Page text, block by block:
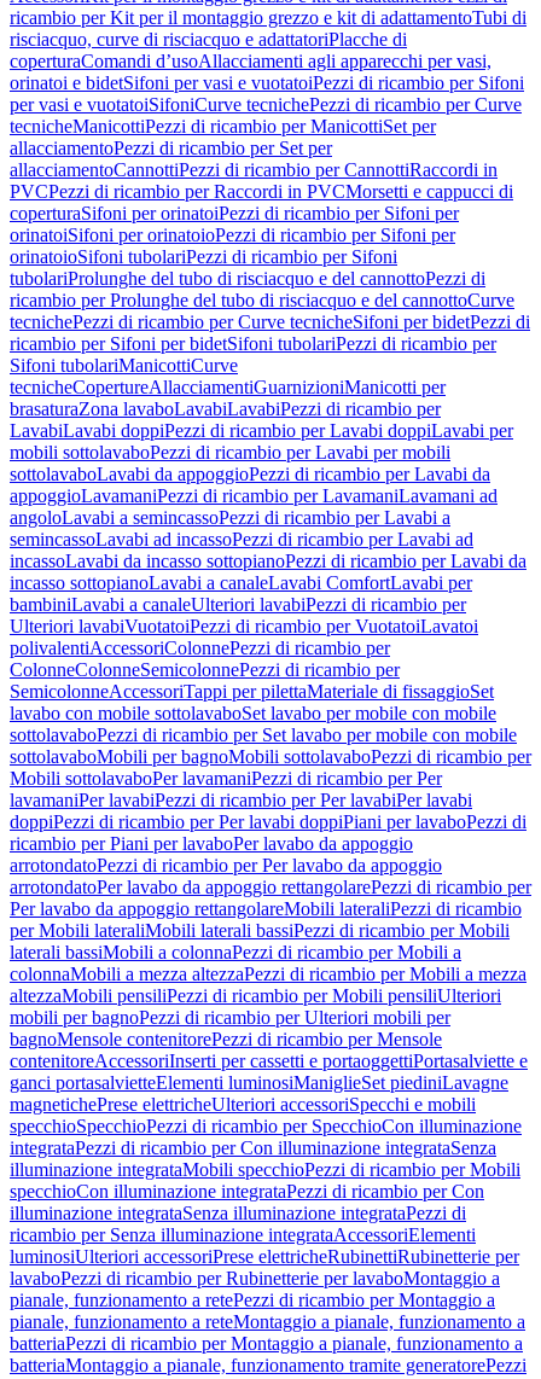
ricambio per Kit per il montaggio grezzo e kit di adattamentoTubi di
risciacquo, curve di risciacquo e adattatoriPlacche di
coperturaComandi d’usoAllacciamenti agli apparecchi per vasi,
orinatoi e bidetSifoni per vasi e vuotatoiPezzi di ricambio per Sifoni
per vasi e vuotatoiSifoniCurve tecnichePezzi di ricambio per Curve
tecnicheManicottiPezzi di ricambio per ManicottiSet per
allacciamentoPezzi di ricambio per Set per
allacciamentoCannottiPezzi di ricambio per CannottiRaccordi in
PVCPezzi di ricambio per Raccordi in PVCMorsetti e cappucci di
coperturaSifoni per orinatoiPezzi di ricambio per Sifoni per
orinatoiSifoni per orinatoioPezzi di ricambio per Sifoni per
orinatoioSifoni tubolariPezzi di ricambio per Sifoni
tubolariProlunghe del tubo di risciacquo e del cannottoPezzi di
ricambio per Prolunghe del tubo di risciacquo e del cannottoCurve
tecnichePezzi di ricambio per Curve tecnicheSifoni per bidetPezzi di
ricambio per Sifoni per bidetSifoni tubolariPezzi di ricambio per
Sifoni tubolariManicottiCurve
tecnicheCopertureAllacciamentiGuarnizioniManicotti per
brasaturaZona lavaboLavabiLavabiPezzi di ricambio per
LavabiLavabi doppiPezzi di ricambio per Lavabi doppiLavabi per
mobili sottolavaboPezzi di ricambio per Lavabi per mobili
sottolavaboLavabi da appoggioPezzi di ricambio per Lavabi da
appoggioLavamaniPezzi di ricambio per LavamaniLavamani ad
angoloLavabi a semincassoPezzi di ricambio per Lavabi a
semincassoLavabi ad incassoPezzi di ricambio per Lavabi ad
incassoLavabi da incasso sottopianoPezzi di ricambio per Lavabi da
incasso sottopianoLavabi a canaleLavabi ComfortLavabi per
bambiniLavabi a canaleUlteriori lavabiPezzi di ricambio per
Ulteriori lavabiVuotatoiPezzi di ricambio per VuotatoiLavatoi
polivalentiAccessoriColonnePezzi di ricambio per
ColonneColonneSemicolonnePezzi di ricambio per
SemicolonneAccessoriTappi per pilettaMateriale di fissaggioSet
lavabo con mobile sottolavaboSet lavabo per mobile con mobile
sottolavaboPezzi di ricambio per Set lavabo per mobile con mobile
sottolavaboMobili per bagnoMobili sottolavaboPezzi di ricambio per
Mobili sottolavaboPer lavamaniPezzi di ricambio per Per
lavamaniPer lavabiPezzi di ricambio per Per lavabiPer lavabi
doppiPezzi di ricambio per Per lavabi doppiPiani per lavaboPezzi di
ricambio per Piani per lavaboPer lavabo da appoggio
arrotondatoPezzi di ricambio per Per lavabo da appoggio
arrotondatoPer lavabo da appoggio rettangolarePezzi di ricambio per
Per lavabo da appoggio rettangolareMobili lateraliPezzi di ricambio
per Mobili lateraliMobili laterali bassiPezzi di ricambio per Mobili
laterali bassiMobili a colonnaPezzi di ricambio per Mobili a
colonnaMobili a mezza altezzaPezzi di ricambio per Mobili a mezza
altezzaMobili pensiliPezzi di ricambio per Mobili pensiliUlteriori
mobili per bagnoPezzi di ricambio per Ulteriori mobili per
bagnoMensole contenitorePezzi di ricambio per Mensole
contenitoreAccessoriInserti per cassetti e portaoggettiPortasalviette e
ganci portasalvietteElementi luminosiManiglieSet piediniLavagne
magnetichePrese elettricheUlteriori accessoriSpecchi e mobili
specchioSpecchioPezzi di ricambio per SpecchioCon illuminazione
integrataPezzi di ricambio per Con illuminazione integrataSenza
illuminazione integrataMobili specchioPezzi di ricambio per Mobili
specchioCon illuminazione integrataPezzi di ricambio per Con
illuminazione integrataSenza illuminazione integrataPezzi di
ricambio per Senza illuminazione integrataAccessoriElementi
luminosiUlteriori accessoriPrese elettricheRubinettiRubinetterie per
lavaboPezzi di ricambio per Rubinetterie per lavaboMontaggio a
pianale, funzionamento a retePezzi di ricambio per Montaggio a
pianale, funzionamento a reteMontaggio a pianale, funzionamento a
batteriaPezzi di ricambio per Montaggio a pianale, funzionamento a
batteriaMontaggio a pianale, funzionamento tramite generatorePezzi